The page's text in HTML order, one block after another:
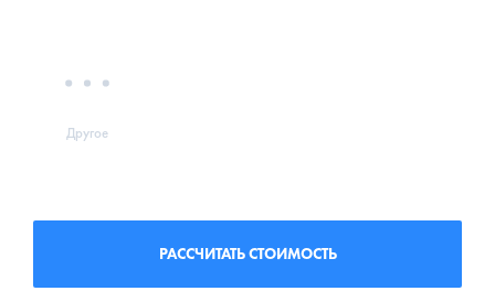
Другое
РАССЧИТАТЬ СТОИМОСТЬ